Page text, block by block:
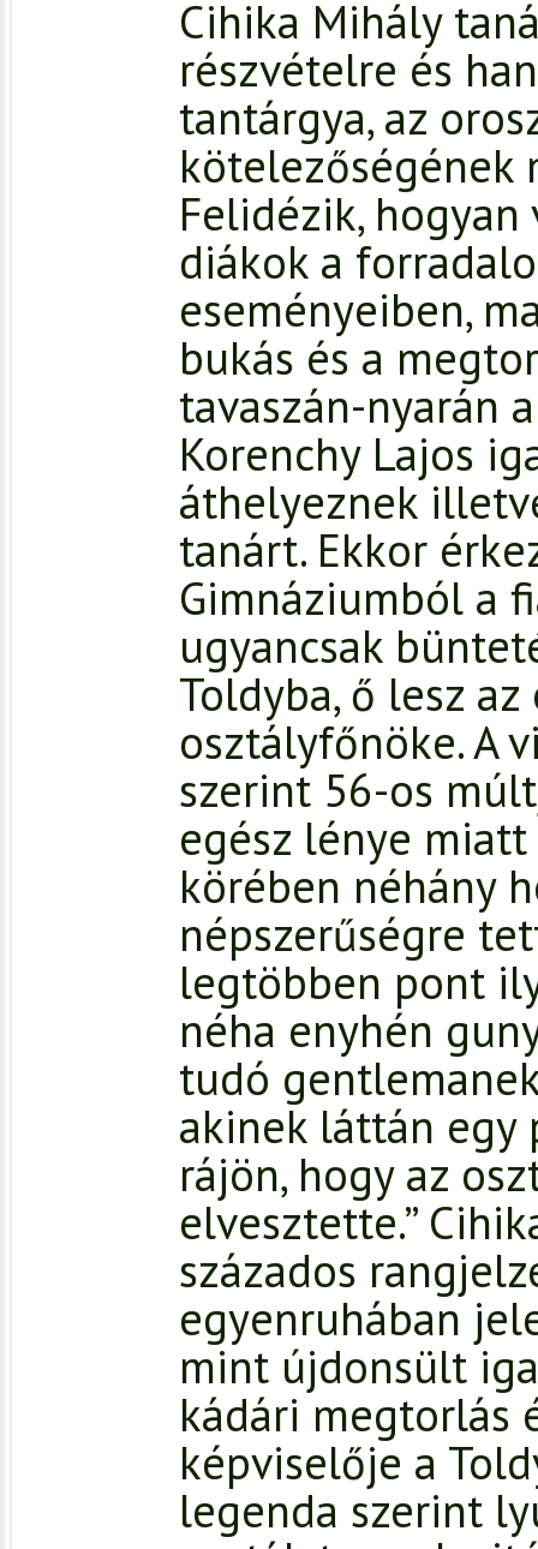
Cihika Mihály
részvételre és
tantárgya, az
kötelezőségének
Felidézik,
diákok a
eseményeiben,
bukás és a
tavaszán-nyarán
Korenchy Lajos
áthelyeznek
tanárt. Ekkor
Gimnáziumból a
ugyancsak
Toldyba, ő lesz
osztályfőnöke. A
szerint 56-os
egész lénye
körében néhány
népszerűségre
legtöbben pont
néha enyhén
tudó
akinek láttán
rájön, hogy az
elvesztette.”
százados
egyenruhában
mint újdonsült
kádári megtorlás
képviselője a
legenda szerint